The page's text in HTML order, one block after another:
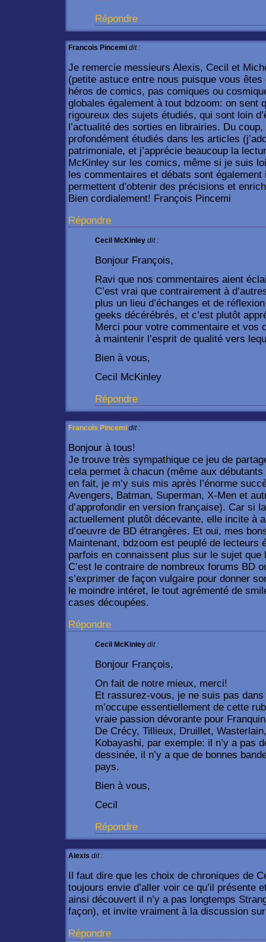
Répondre
Francois Pincemi dit :
Je remercie messieurs Alexis, Cecil et
(petite astuce entre nous puisque vous
héros de comics, pas comiques ou
globales également à tout bdzoom: on sent
rigoureux des sujets étudiés, qui sont loin
l’actualité des sorties en librairies. Du
profondément étudiés dans les articles
patrimoniale, et j’apprécie beaucoup la
McKinley sur les comics, même si je suis
les commentaires et débats sont
permettent d’obtenir des précisions et
Bien cordialement! François Pincemi
Répondre
Cecil McKinley dit :
Bonjour François,
Ravi que nos commentaires aient
C’est vrai que contrairement à
plus un lieu d’échanges et de
geeks décérébrés, et c’est plutôt
Merci pour votre commentaire et vos
à maintenir l’esprit de qualité vers
Bien à vous,
Cecil McKinley
Répondre
Francois Pincemi dit :
Bonjour à tous!
Je trouve très sympathique ce jeu de
cela permet à chacun (même aux
en fait, je m’y suis mis après l’énorme
Avengers, Batman, Superman, X-Men et
d’approfondir en version française). Car si
actuellement plutôt décevante, elle incite à
d’oeuvre de BD étrangères. Et oui, mes
Maintenant, bdzoom est peuplé de lecteurs
parfois en connaissent plus sur le sujet
C’est le contraire de nombreux forums BD
s’exprimer de façon vulgaire pour donner
le moindre intéret, le tout agrémenté de
cases découpées.
Répondre
Cecil McKinley dit :
Bonjour François,
On fait de notre mieux, merci!
Et rassurez-vous, je ne suis pas
m’occupe essentiellement de cette
vraie passion dévorante pour
De Crécy, Tillieux, Druillet,
Kobayashi, par exemple: il n’y a pas
dessinée, il n’y a que de bonnes
pays.
Bien à vous,
Cecil
Répondre
Alexis dit :
Il faut dire que les choix de chroniques de
toujours envie d’aller voir ce qu’il présente
ainsi découvert il n’y a pas longtemps
façon), et invite vraiment à la discussion
Répondre